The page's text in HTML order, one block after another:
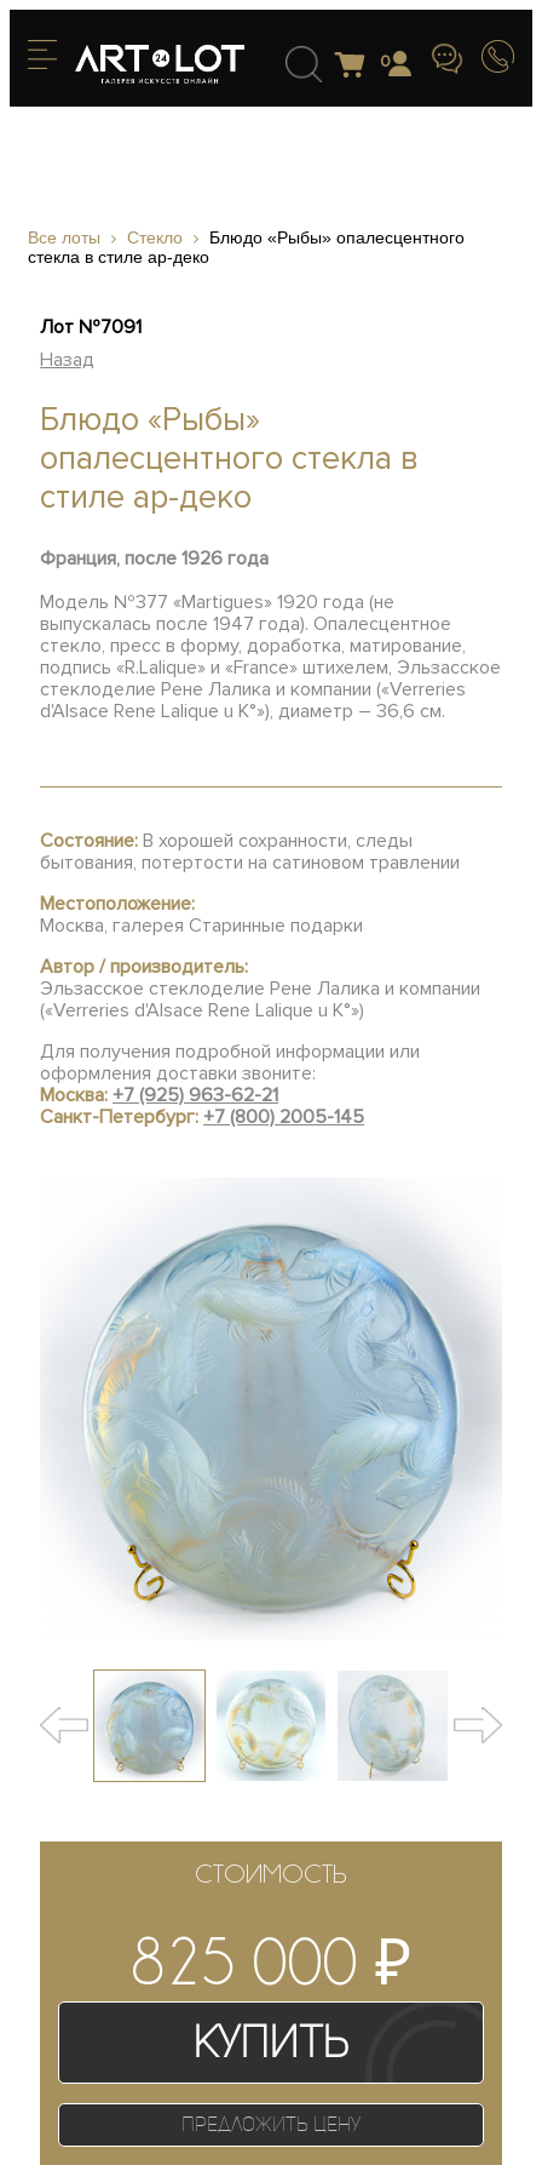
0
Все лоты Стекло
Блюдо «Рыбы» опалесцентного
стекла в стиле ар-деко
Лот №7091
Назад
Блюдо «Рыбы»
опалесцентного стекла в
стиле ар-деко
Франция, после 1926 года
Модель №377 «Martigues» 1920 года (не
выпускалась после 1947 года). Опалесцентное
стекло, пресс в форму, доработка, матирование,
подпись «R.Lalique» и «France» штихелем, Эльзасское
стеклоделие Рене Лалика и компании («Verreries
d'Alsace Rene Lalique u К°»), диаметр – 36,6 см.
Состояние: В хорошей сохранности, следы
бытования, потертости на сатиновом травлении
Местоположение:
Москва, галерея Старинные подарки
Автор / производитель:
Эльзасское стеклоделие Рене Лалика и компании
(«Verreries d'Alsace Rene Lalique u К°»)
Для получения подробной информации или
оформления доставки звоните:
Москва:+7 (925) 963-62-21
Санкт-Петербург:+7 (800) 2005-145
СТОИМОСТЬ
825 000 ₽
Купить
Предложить цену